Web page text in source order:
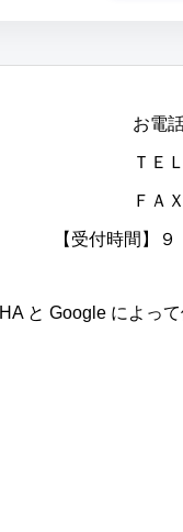
お電
ＴＥ
ＦＡ
【受付時間】
と Google によって